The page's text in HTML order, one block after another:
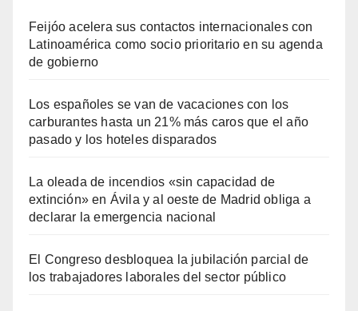
Feijóo acelera sus contactos internacionales con
Latinoamérica como socio prioritario en su agenda
de gobierno
Los españoles se van de vacaciones con los
carburantes hasta un 21% más caros que el año
pasado y los hoteles disparados
La oleada de incendios «sin capacidad de
extinción» en Ávila y al oeste de Madrid obliga a
declarar la emergencia nacional
El Congreso desbloquea la jubilación parcial de
los trabajadores laborales del sector público